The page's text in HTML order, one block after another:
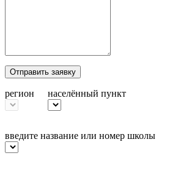
Отправить заявку
регион населённый пункт
введите название или номер школы